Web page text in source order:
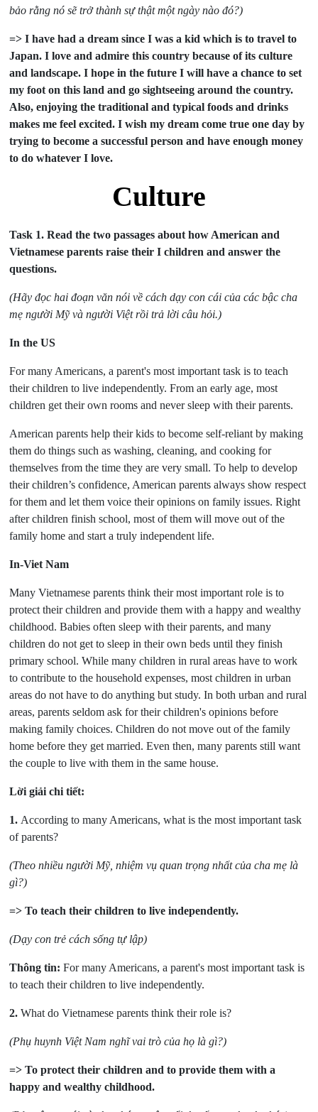
bảo rằng nó sẽ trở thành sự thật một ngày nào đó?)
=> I have had a dream since I was a kid which is to travel to
Japan. I love and admire this country because of its culture
and landscape. I hope in the future I will have a chance to set
my foot on this land and go sightseeing around the country.
Also, enjoying the traditional and typical foods and drinks
makes me feel excited. I wish my dream come true one day by
trying to become a successful person and have enough money
to do whatever I love.
Culture
Task 1.Read the two passages about how American and
Vietnamese parents raise their I children and answer the
questions.
(Hãy đọc haiđoạn văn nói về cách dạy con cái của các bậc cha
mẹ người Mỹ và người Việt rồi trả lời câu hỏi.)
In the US
For many Americans, a parent's most important task is to teach
their children to live independently. From an early age, most
children get their own rooms and never sleep with their parents.
American parents help their kids to become self-reliant by making
them do things such as washing, cleaning, and cooking for
themselves from the time they are very small. To help to develop
their children’s confidence, American parents always show respect
for them and let them voice their opinions on family issues. Right
after children finish school, most of them will move out of the
family home and start a truly independent life.
In-Viet Nam
Many Vietnamese parents think their most important role is to
protect their children and provide them with a happy and wealthy
childhood. Babies often sleep with their parents, and many
children do not get to sleep in their own beds until they finish
primary school. While many children in rural areas have to work
to contribute to the household expenses, most children in urban
areas do not have to do anything but study. In both urban and rural
areas, parents seldom ask for their children's opinions before
making family choices. Children do not move out of the family
home before they get married. Even then, many parents still want
the couple to live with them in the same house.
Lời giải chi tiết:
1. According to many Americans, what is the most important task
of parents?
(Theo nhiều người Mỹ, nhiệm vụ quan trọng nhất của cha mẹ là
gì?)
=> To teach their children to live independently.
(Dạy con trẻ cách sống tự lập)
Thông tin: For many Americans, a parent's most important task is
to teach their children to live independently.
2. What do Vietnamese parents think their role is?
(Phụ huynh Việt Nam nghĩ vai trò của họ là gì?)
=> To protect their children and to provide them with a
happy and wealthy childhood.